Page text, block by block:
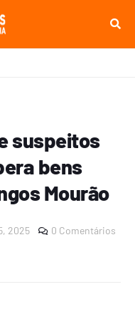
suspeitos
bens
Mourão
2025 0 Comentários